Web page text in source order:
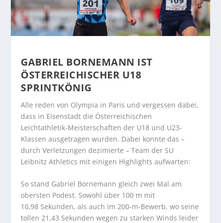
GABRIEL BORNEMANN IST
ÖSTERREICHISCHER U18
SPRINTKÖNIG
Alle reden von Olympia in Paris und vergessen dabei,
dass in Eisenstadt die Österreichischen
Leichtathletik-Meisterschaften der U18 und U23-
Klassen ausgetragen wurden. Dabei konnte das –
durch Verletzungen dezimierte – Team der SU
Leibnitz Athletics mit einigen Highlights aufwarten:
So stand Gabriel Bornemann gleich zwei Mal am
obersten Podest. Sowohl über 100 m mit
10,98 Sekunden, als auch im 200-m-Bewerb, wo seine
tollen 21,43 Sekunden wegen zu starken Winds leider